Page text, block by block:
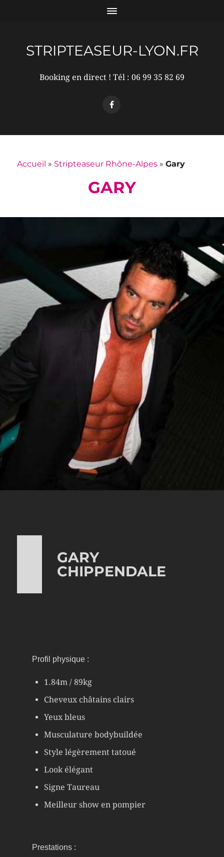
STRIPTEASEUR-LYON.FR
Booking en direct ! Tél : 06 99 35 82 69
Accueil » Stripteaseur Rhône-Alpes» Gary
GARY
GARY
CHIPPENDALE
Profil physique :
1.84m / 89kg
Cheveux châtains clairs
Yeux bleus
Musculature bodybuildée
Style légèrement tatoué
Look élégant
Signe Taureau
Meilleur show en pompier
Prestations :